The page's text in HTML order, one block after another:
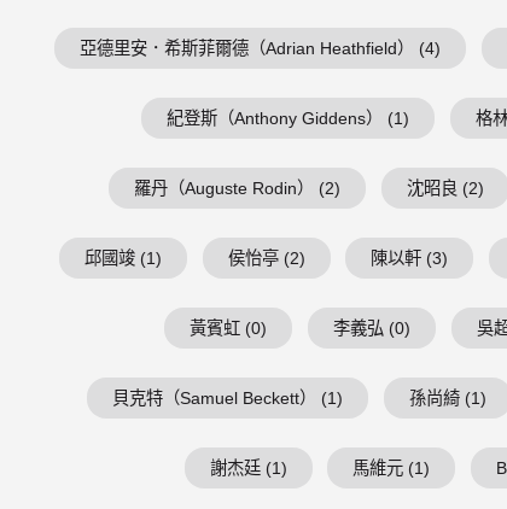
亞德里安．希斯菲爾德（Adrian Heathfield） (4)
紀登斯（Anthony Giddens） (1) 格
羅丹（Auguste Rodin） (2) 沈昭良 (2)
邱國竣 (1) 侯怡亭 (2) 陳以軒 (3)
黃賓虹 (0) 李義弘 (0) 吳
貝克特（Samuel Beckett） (1) 孫尚綺 (1)
謝杰廷 (1) 馬維元 (1)